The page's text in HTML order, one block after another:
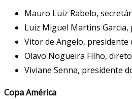
Mauro Luiz Rabelo,
Luiz Miguel Martins Garcia,
Vitor de Angelo, presidente
Olavo Nogueira Filho,
Viviane Senna, presidente
Copa América